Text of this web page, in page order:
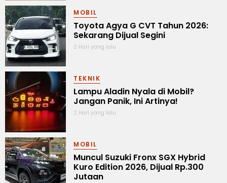
MOBIL
Toyota Agya G CVT Tahun 2026:
Sekarang Dijual Segini
2 Hari yang lalu
TEKNIK
Lampu Aladin Nyala di Mobil?
Jangan Panik, Ini Artinya!
2 Hari yang lalu
MOBIL
Muncul Suzuki Fronx SGX Hybrid
Kuro Edition 2026, Dijual Rp.300
Jutaan